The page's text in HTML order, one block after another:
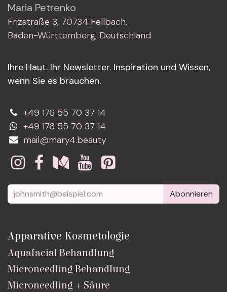
Maria Petrenko
Frizstraße 3, 70734 Fellbach,
Baden-Württemberg, Deutschland
Ihre Haut. Ihr Newsletter. Inspiration und Wissen,
wenn Sie es brauchen.
+49 176 55 70 37 14
+49 176 55 70 37 14
mail@mary4.beauty
Abonnieren
Apparative Kosmetologie
Aquafacial Behandlung
Microneedling Behandlung
Microneedling + Säure